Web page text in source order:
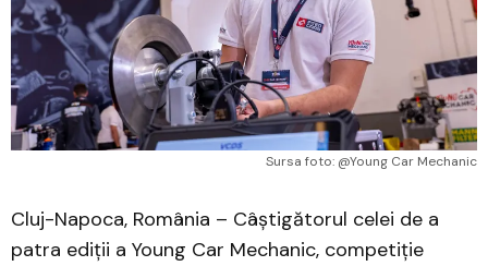
Sursa foto: @Young Car Mechanic
Cluj-Napoca, România – Câștigătorul celei de a
patra ediții a Young Car Mechanic, competiție